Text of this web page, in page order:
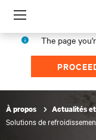
Menu
The page
À propos Actualités
Solutions de